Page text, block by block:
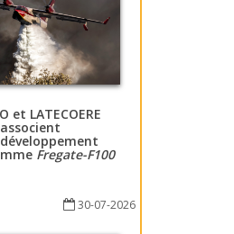
et LATECOERE
Fregate-F100
30-07-2026